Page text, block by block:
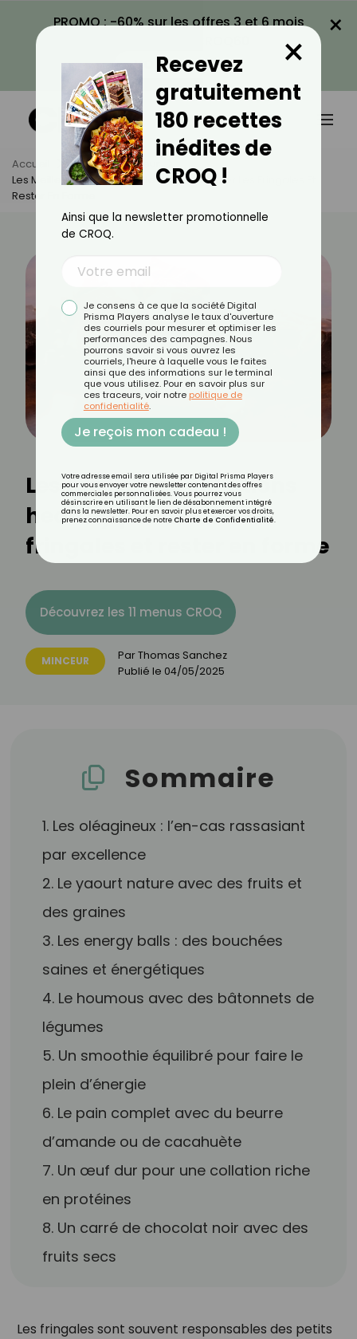
PROMO : -60% sur les offres 3 et 6 mois
VOIR LA PROMO
×
Accueil Actus
Minceur
Les Meilleures Collations Healthy Pour Éviter Les Fringales Et
Rester En Forme
Les meilleures collations
healthy pour éviter les
fringales et rester en forme
Découvrez les 11 menus CROQ
MINCEUR ParThomas Sanchez
Publié le 04/05/2025
Sommaire
1. Les oléagineux : l’en-cas rassasiant
par excellence
2. Le yaourt nature avec des fruits et
des graines
3. Les energy balls : des bouchées
saines et énergétiques
4. Le houmous avec des bâtonnets de
légumes
5. Un smoothie équilibré pour faire le
plein d’énergie
6. Le pain complet avec du beurre
d’amande ou de cacahuète
7. Un œuf dur pour une collation riche
en protéines
8. Un carré de chocolat noir avec des
fruits secs
Les fringales sont souvent responsables des petits
Recevez
gratuitement
180 recettes
inédites de
CROQ !
×
Ainsi que la newsletter promotionnelle
de CROQ.
Je consens à ce que la société Digital
Prisma Players analyse le taux d'ouverture
des courriels pour mesurer et optimiser les
performances des campagnes. Nous
pourrons savoir si vous ouvrez les
courriels, l'heure à laquelle vous le faites
ainsi que des informations sur le terminal
que vous utilisez. Pour en savoir plus sur
ces traceurs, voir notre politique de
confidentialité.
Je reçois mon cadeau !
Votre adresse email sera utilisée par Digital Prisma Players
pour vous envoyer votre newsletter contenant des offres
commerciales personnalisées. Vous pourrez vous
désinscrire en utilisant le lien de désabonnement intégré
dans la newsletter. Pour en savoir plus et exercer vos droits,
prenez connaissance de notre Charte de Confidentialité.